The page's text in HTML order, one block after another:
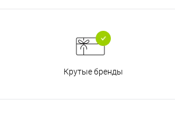
Крутые бренды
Оплачивайте сегодня только
% картой любого банка
Получайте товарвыбранный способом